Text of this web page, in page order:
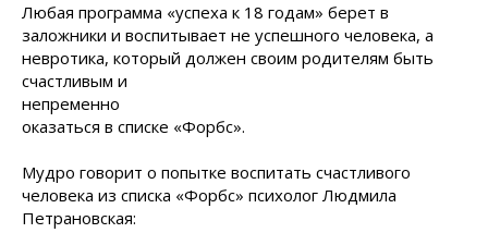
Любая программа «успеха к 18 годам» берет в
заложники и воспитывает не успешного человека, а
невротика, который должен своим родителям быть
счастливым и
непременно
оказаться в списке «Форбс».
Мудро говорит о попытке воспитать счастливого
человека из списка «Форбс» психолог Людмила
Петрановская: